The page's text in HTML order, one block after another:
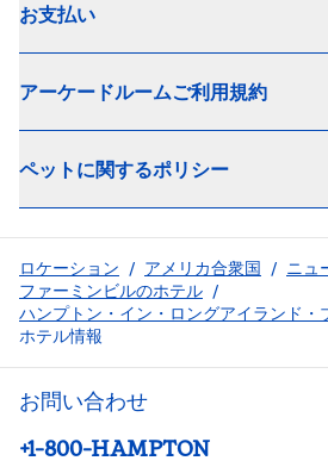
お支払い
アーケードルームご利用規約
ペットに関するポリシー
ロケーション / アメリカ合衆国 / ニュ
ファーミンビルのホテル /
ハンプトン・イン・ロングアイランド・
ホテル情報
お問い合わせ
電話：
+1-800-HAMPTON